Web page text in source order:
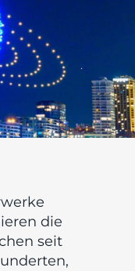
die
seit